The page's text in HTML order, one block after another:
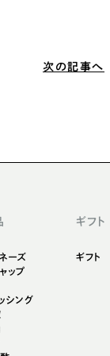
次の記事へ
ーズ
ップ
シング
ギフト
ギフト